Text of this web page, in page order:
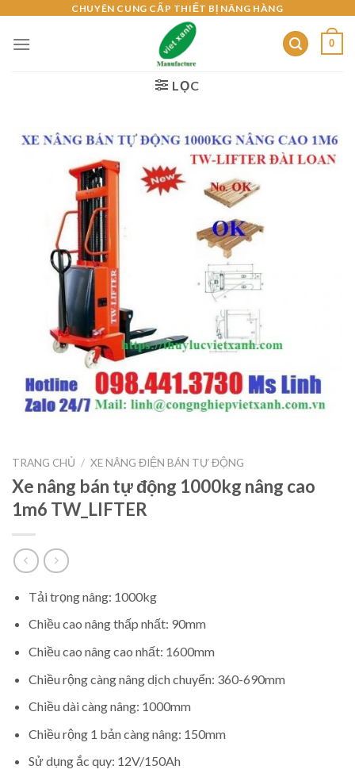
content
CHUYÊN CUNG CẤP THIẾT BỊ NÂNG HÀNG
0
LỌC
TRANG CHỦ / XE NÂNG ĐIỆN BÁN TỰ ĐỘNG
Xe nâng bán tự động 1000kg nâng cao
1m6 TW_LIFTER
Tải trọng nâng: 1000kg
Chiều cao nâng thấp nhất: 90mm
Chiều cao nâng cao nhất: 1600mm
Chiều rộng càng nâng dịch chuyển: 360-690mm
Chiều dài càng nâng: 1000mm
Chiều rộng 1 bản càng nâng: 150mm
Sử dụng ắc quy: 12V/150Ah